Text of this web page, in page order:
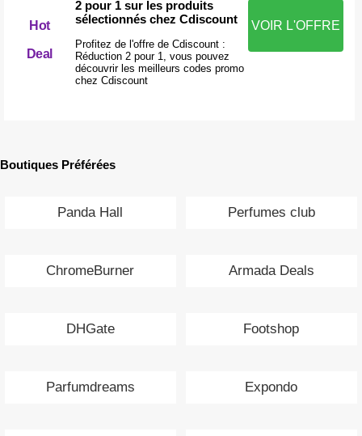
Hot
Deal
2 pour 1 sur les produits
sélectionnés chez Cdiscount
Profitez de l'offre de Cdiscount :
Réduction 2 pour 1, vous pouvez
découvrir les meilleurs codes promo
chez Cdiscount
VOIR L'OFFRE
Boutiques Préférées
Panda Hall Perfumes club
ChromeBurner Armada Deals
DHGate Footshop
Parfumdreams Expondo